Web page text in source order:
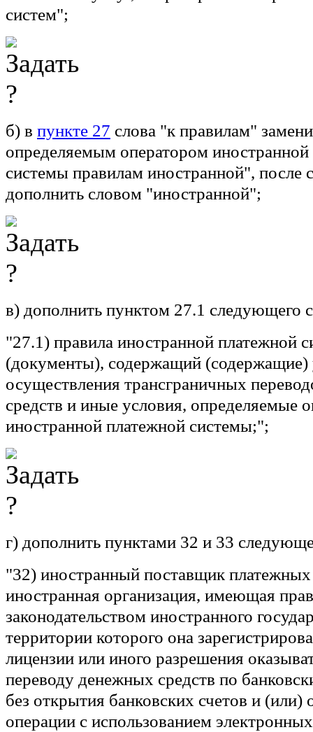
систем";
б) в пункте 27 слова "к правилам"
определяемым оператором
системы правилам иностранной", после
дополнить словом "иностранной";
в) дополнить пунктом 27.1 следующего
"27.1) правила иностранной платежной
(документы), содержащий (содержащие)
осуществления трансграничных
средств и иные условия, определяемые
иностранной платежной системы;";
г) дополнить пунктами 32 и 33
"32) иностранный поставщик платежных
иностранная организация, имеющая
законодательством иностранного
территории которого она
лицензии или иного разрешения
переводу денежных средств по
без открытия банковских счетов и (или)
операции с использованием